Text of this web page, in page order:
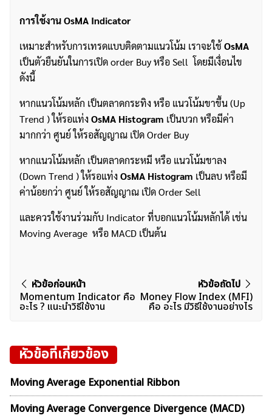
ค้นหา
การใช้งานOsMA Indicator
เหมาะสำหรับการเทรดแบบติดตามแนวโน้ม เราจะใช้ OsMA
เป็นตัวยืนยันในการเปิด order Buy หรือ Sell โดยมีเงื่อนไข
ดังนี้
หากแนวโน้มหลัก เป็นตลาดกระทิง หรือ แนวโน้มขาขึ้น (Up
Trend ) ให้รอแท่ง OsMA Histogram เป็นบวก หรือมีค่า
มากกว่า ศูนย์ ให้รอสัญญาณ เปิด Order Buy
หากแนวโน้มหลัก เป็นตลาดกระหมี หรือ แนวโน้มขาลง
(Down Trend ) ให้รอแท่ง OsMA Histogram เป็นลบ หรือมี
ค่าน้อยกว่า ศูนย์ ให้รอสัญญาณ เปิด Order Sell
และควรใช้งานร่วมกับ Indicator ที่บอกแนวโน้มหลักได้ เช่น
Moving Average หรือ MACD เป็นต้น
แนะแนว
เรื่อง
หัวข้อก่อนหน้า
Momentum Indicator คือ
อะไร ? แนะนำวิธีใช้งาน
หัวข้อถัดไป
Money Flow Index (MFI)
คือ อะไร มีวิธีใช้งานอย่างไร
หัวข้อที่เกี่ยวข้อง
Moving Average Exponential Ribbon
Moving Average Convergence Divergence (MACD)